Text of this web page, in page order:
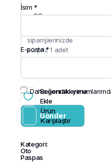
siparişlerinizde
sürpriz 1 adet
hediye fırsatı!
Beğendiklerime
Ekle
Ürün
Karşılaştır
Kategori:
Oto
Paspas
İsim*
E-posta*
Daha sonraki